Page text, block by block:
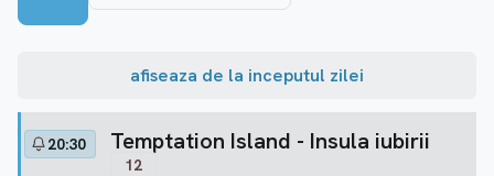
afiseaza de la inceputul zilei
20:30 Temptation Island - Insula iubirii
12